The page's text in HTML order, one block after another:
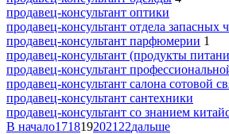
продавец-консультант оптики
продавец-консультант отдела запасных
продавец-консультант парфюмерии 1
продавец-консультант (продукты
продавец-консультант
продавец-консультант салона сотовой
продавец-консультант сантехники
продавец-консультант со знанием
В начало1718192021 22дальше